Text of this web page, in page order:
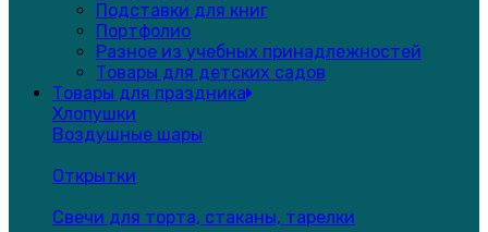
Подставки для книг
Портфолио
Разное из учебных принадлежностей
Товары для детских садов
Товары для праздника
Хлопушки
Воздушные шары
Открытки
Свечи для торта, стаканы, тарелки